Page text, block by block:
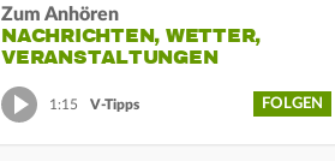
Zum Anhören
NACHRICHTEN, WETTER,
VERANSTALTUNGEN
1:15 V-Tipps FOLGEN